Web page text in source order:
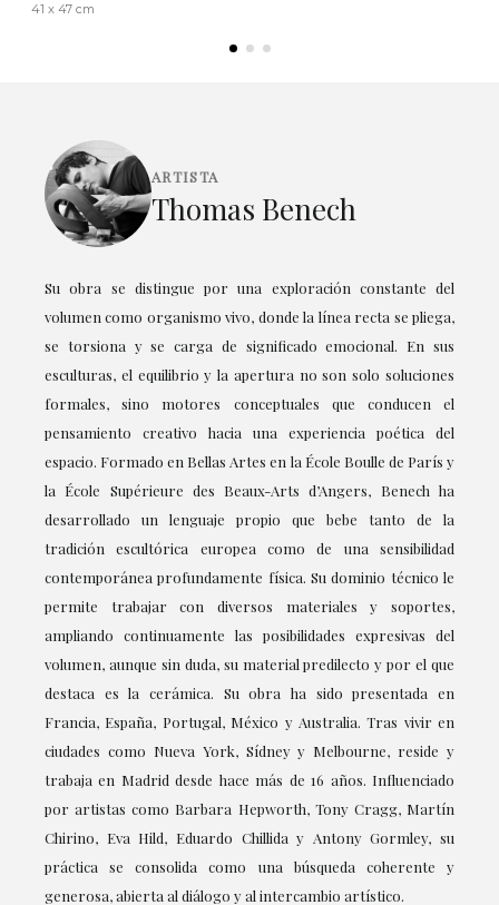
41 x 47 cm
ARTISTA
Thomas Benech
Su obra se distingue por una exploración constante del
volumen como organismo vivo, donde la línea recta se pliega,
se torsiona y se carga de significado emocional. En sus
esculturas, el equilibrio y la apertura no son solo soluciones
formales, sino motores conceptuales que conducen el
pensamiento creativo hacia una experiencia poética del
espacio. Formado en Bellas Artes en la École Boulle de París y
la École Supérieure des Beaux-Arts d’Angers, Benech ha
desarrollado un lenguaje propio que bebe tanto de la
tradición escultórica europea como de una sensibilidad
contemporánea profundamente física. Su dominio técnico le
permite trabajar con diversos materiales y soportes,
ampliando continuamente las posibilidades expresivas del
volumen, aunque sin duda, su material predilecto y por el que
destaca es la cerámica. Su obra ha sido presentada en
Francia, España, Portugal, México y Australia. Tras vivir en
ciudades como Nueva York, Sídney y Melbourne, reside y
trabaja en Madrid desde hace más de 16 años. Influenciado
por artistas como Barbara Hepworth, Tony Cragg, Martín
Chirino, Eva Hild, Eduardo Chillida y Antony Gormley, su
práctica se consolida como una búsqueda coherente y
generosa, abierta al diálogo y al intercambio artístico.